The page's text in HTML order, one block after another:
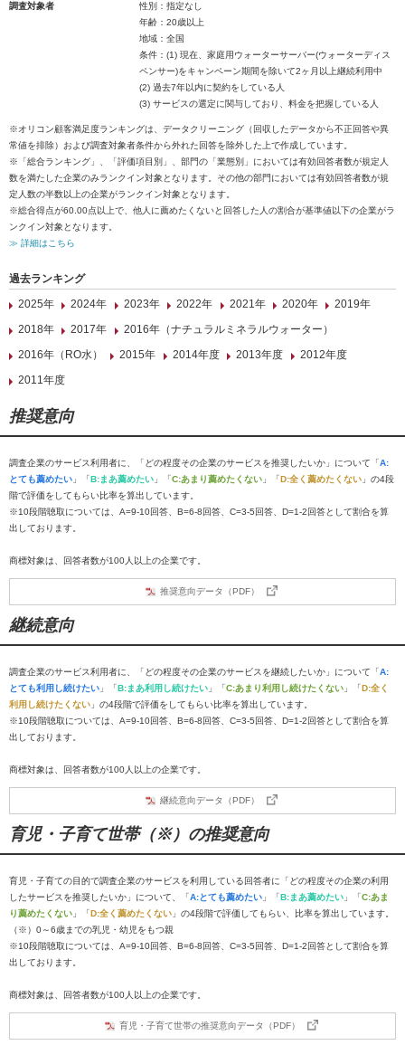
調査対象者
性別：指定なし
年齢：20歳以上
地域：全国
条件：(1) 現在、家庭用ウォーターサーバー(ウォーターディス
ペンサー)をキャンペーン期間を除いて2ヶ月以上継続利用中
(2) 過去7年以内に契約をしている人
(3) サービスの選定に関与しており、料金を把握している人
※オリコン顧客満足度ランキングは、データクリーニング（回収したデータから不正回答や異
常値を排除）および調査対象者条件から外れた回答を除外した上で作成しています。
※「総合ランキング」、「評価項目別」、部門の「業態別」においては有効回答者数が規定人
数を満たした企業のみランクイン対象となります。その他の部門においては有効回答者数が規
定人数の半数以上の企業がランクイン対象となります。
※総合得点が60.00点以上で、他人に薦めたくないと回答した人の割合が基準値以下の企業がラ
ンクイン対象となります。
≫ 詳細はこちら
過去ランキング
2025年
2024年 2023年 2022年 2021年 2020年
2019年
2018年
2017年
2016年（ナチュラルミネラルウォーター）
2016年（RO水）
2015年 2014年度 2013年度
2012年度
2011年度
推奨意向
調査企業のサービス利用者に、「どの程度その企業のサービスを推奨したいか」について「A:
とても薦めたい 」「B:まあ薦めたい 」「C:あまり薦めたくない 」「D:全く薦めたくない 」の4段
階で評価をしてもらい比率を算出しています。
※10段階聴取については、A=9-10回答、B=6-8回答、C=3-5回答、D=1-2回答として割合を算
出しております。
商標対象は、回答者数が100人以上の企業です。
推奨意向データ（PDF）
継続意向
調査企業のサービス利用者に、「どの程度その企業のサービスを継続したいか」について「A:
とても利用し続けたい 」「B:まあ利用し続けたい 」「C:あまり利用し続けたくない 」「D:全く
利用し続けたくない 」の4段階で評価をしてもらい比率を算出しています。
※10段階聴取については、A=9-10回答、B=6-8回答、C=3-5回答、D=1-2回答として割合を算
出しております。
商標対象は、回答者数が100人以上の企業です。
継続意向データ（PDF）
育児・子育て世帯（※）の推奨意向
育児・子育ての目的で調査企業のサービスを利用している回答者に「どの程度その企業の利用
したサービスを推奨したいか」について、「A:とても薦めたい 」「B:まあ薦めたい 」「C:あま
り薦めたくない 」「D:全く薦めたくない 」の4段階で評価してもらい、比率を算出しています。
（※）0～6歳までの乳児・幼児をもつ親
※10段階聴取については、A=9-10回答、B=6-8回答、C=3-5回答、D=1-2回答として割合を算
出しております。
商標対象は、回答者数が100人以上の企業です。
育児・子育て世帯の推奨意向データ（PDF）